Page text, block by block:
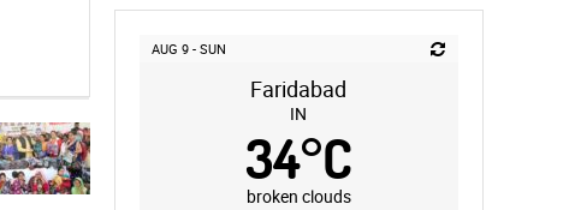
AUG 9 - SUN
Faridabad
IN
34°C
broken clouds